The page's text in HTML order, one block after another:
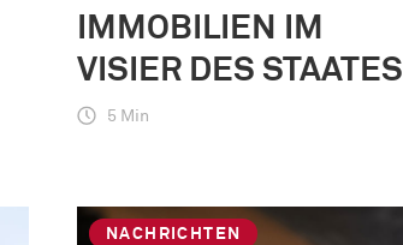
IMMOBILIEN IM
VISIER DES STAATES
5 Min
NACHRICHTEN